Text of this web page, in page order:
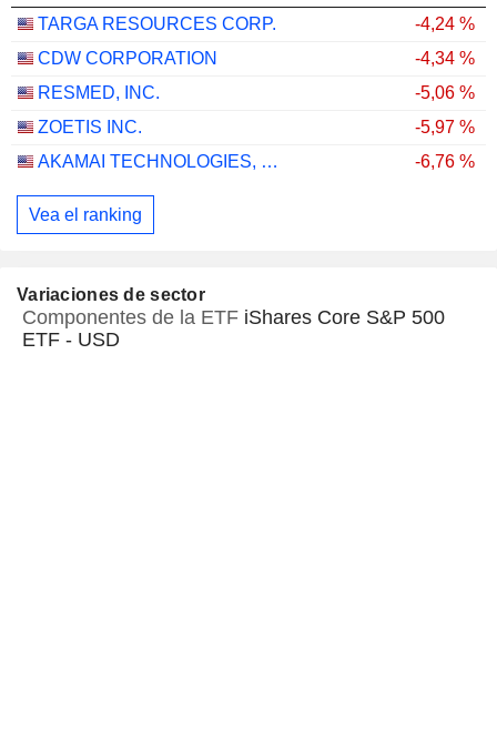
TARGA RESOURCES CORP.
-4,24 %
CDW CORPORATION
-4,34 %
RESMED, INC.
-5,06 %
ZOETIS INC.
-5,97 %
AKAMAI TECHNOLOGIES, INC.
-6,76 %
Vea el ranking
Variaciones de sector
Componentes de la ETF iShares Core S&P 500
ETF - USD